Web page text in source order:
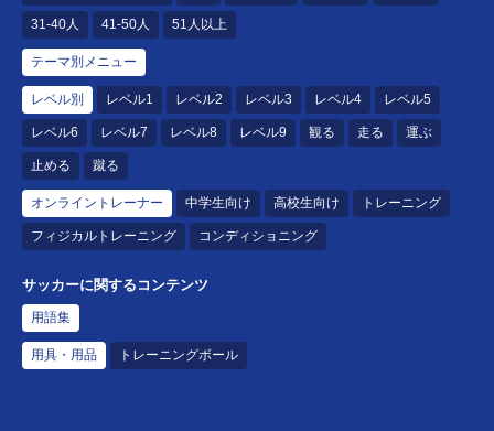
31-40人 41-50人 51人以上
テーマ別メニュー
レベル別 レベル1 レベル2 レベル3 レベル4 レベル5
レベル6 レベル7 レベル8 レベル9 観る 走る 運ぶ
止める 蹴る
オンライントレーナー 中学生向け 高校生向け トレーニング
フィジカルトレーニング コンディショニング
サッカーに関するコンテンツ
用語集
用具・用品 トレーニングボール